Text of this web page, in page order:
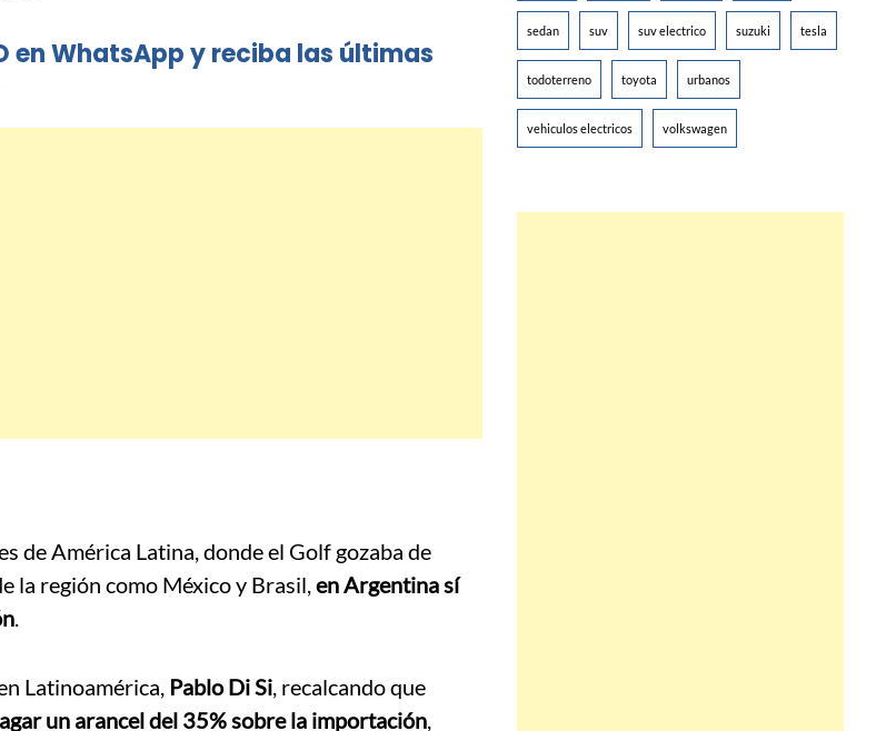
en WhatsApp y reciba las últimas
de América Latina, donde el Golf gozaba de
la región como México y Brasil,en Argentina sí
.
Latinoamérica, Pablo Di Si, recalcando que
un arancel del 35% sobre la importación,
sedan suv suv electrico suzuki tesla
todoterreno toyota urbanos
vehiculos electricos volkswagen